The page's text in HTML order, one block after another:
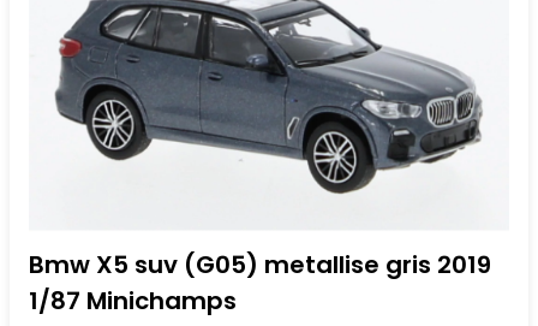
Bmw X5 suv (G05) metallise gris 2019
1/87 Minichamps